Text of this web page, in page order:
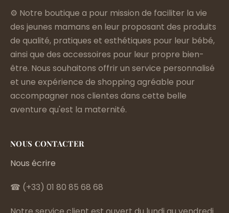
⚙️ Notre boutique a pour mission de faciliter la vie
des jeunes mamans en leur proposant des produits
de qualité, pratiques et esthétiques pour leur bébé,
ainsi que des accessoires pour leur propre bien-
être. Nous souhaitons offrir un service personnalisé
et une expérience de shopping agréable pour
accompagner nos clientes dans cette belle
aventure qu'est la maternité.
NOUS CONTACTER
Nous écrire
☎ (+33) 01 80 85 68 68